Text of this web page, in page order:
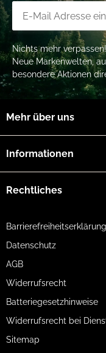
Nichts mehr verpassen!
Neue Markenwelten,
besondere Aktionen
Mehr über uns
Informationen
Rechtliches
Barrierefreiheitserklärung
Datenschutz
AGB
Widerrufsrecht
Batteriegesetzhinweise
Widerrufsrecht bei
Sitemap